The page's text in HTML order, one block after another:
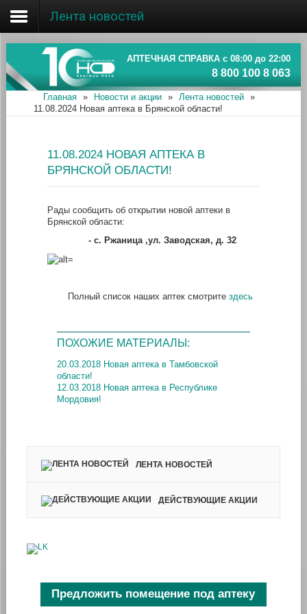
Главная
Об ассоциации
Наши аптеки
Информация
Лента новостей
АПТЕЧНАЯ СПРАВКА с 08:00 до 22:00
8 800 100 8 063
Главная » Новости и акции » Лента новостей
»
11.08.2024 Новая аптека в Брянской области!
11.08.2024 НОВАЯ АПТЕКА В
БРЯНСКОЙ ОБЛАСТИ!
Рады сообщить об открытии новой аптеки в
Брянской области:
- с. Ржаница,ул. Заводская, д. 32
Полный список наших аптек смотрите здесь
ПОХОЖИЕ МАТЕРИАЛЫ:
20.03.2018 Новая аптека в Тамбовской
области!
12.03.2018 Новая аптека в Республике
Мордовия!
ЛЕНТА НОВОСТЕЙ
ДЕЙСТВУЮЩИЕ АКЦИИ
Предложить помещение под аптеку